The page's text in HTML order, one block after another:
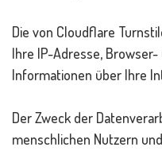
Die von Cloudflare
Ihre IP-Adresse,
Informationen über Ihre
Der Zweck der
menschlichen Nutzern